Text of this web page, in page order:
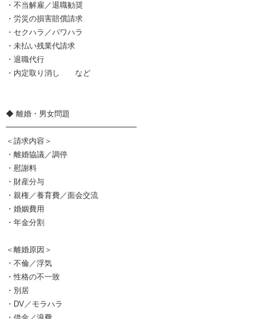
・不当解雇／退職勧奨
・労災の損害賠償請求
・セクハラ／パワハラ
・未払い残業代請求
・退職代行
・内定取り消し など
◆ 離婚・男女問題
━━━━━━━━━━━━━━━━━
＜請求内容＞
・離婚協議／調停
・慰謝料
・財産分与
・親権／養育費／面会交流
・婚姻費用
・年金分割
＜離婚原因＞
・不倫／浮気
・性格の不一致
・別居
・DV／モラハラ